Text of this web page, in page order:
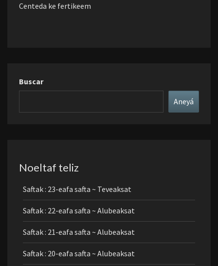
Centeda ke fertikeem
Buscar
Aneyá
Noeltaf teliz
Saftak : 23-eafa safta ~ Teveaksat
Saftak : 22-eafa safta ~ Alubeaksat
Saftak : 21-eafa safta ~ Alubeaksat
Saftak : 20-eafa safta ~ Alubeaksat